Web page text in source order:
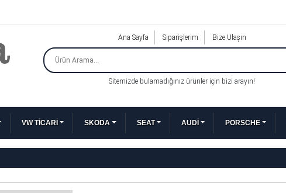
Ana Sayfa Siparişlerim Bize Ulaşın
Sitemizde bulamadığınız ürünler için bizi arayın!
VW TİCARİ SKODA SEAT AUDİ PORSCHE